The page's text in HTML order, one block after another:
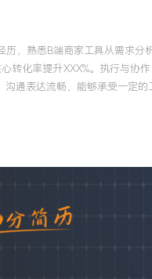
，熟悉B端商家工具从需求
转化率提升XXX%。执行与
通表达流畅，能够承受一定的